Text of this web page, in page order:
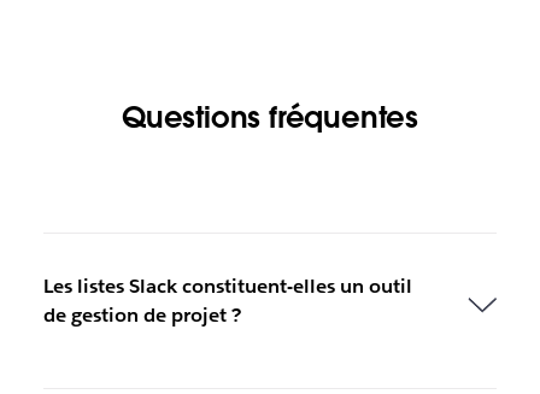
Questions fréquentes
Les listes Slack constituent-elles un outil
de gestion de projet ?